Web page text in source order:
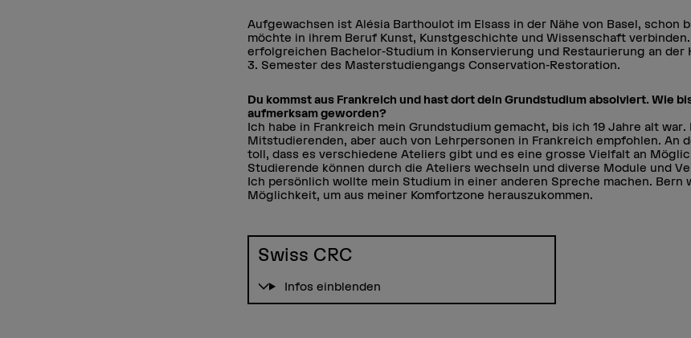
Aufgewachsen ist Alésia Barthoulot im Elsass in der Nähe von Basel, schon
möchte in ihrem Beruf Kunst, Kunstgeschichte und Wissenschaft
erfolgreichen Bachelor-Studium in Konservierung und Restaurierung an der
3. Semester des Masterstudiengangs Conservation-Restoration.
Du kommst aus Frankreich und hast dort dein Grundstudium absolviert. Wie
aufmerksam geworden?
Ich habe in Frankreich mein Grundstudium gemacht, bis ich 19 Jahre alt war.
Mitstudierenden, aber auch von Lehrpersonen in Frankreich empfohlen. An
toll, dass es verschiedene Ateliers gibt und es eine grosse Vielfalt an
Studierende können durch die Ateliers wechseln und diverse Module und
Ich persönlich wollte mein Studium in einer anderen Spreche machen. Bern
Möglichkeit, um aus meiner Komfortzone herauszukommen.
Swiss CRC
Infos einblenden